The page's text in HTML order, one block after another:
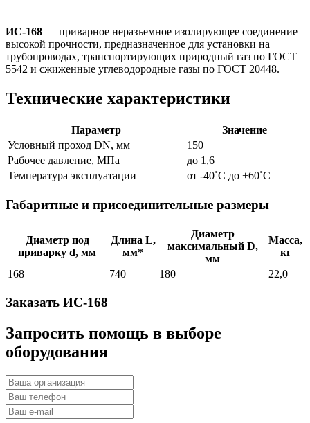
ИС-168 — приварное неразъемное изолирующее соединение
высокой прочности, предназначенное для установки на
трубопроводах, транспортирующих природный газ по ГОСТ
5542 и сжиженные углеводородные газы по ГОСТ 20448.
Технические характеристики
Параметр
Значение
Условный проход DN, мм
150
Рабочее давление, МПа
до 1,6
Температура эксплуатации
от -40˚С до +60˚С
Габаритные и присоединительные размеры
Диаметр под
приварку d, мм
Длина L,
мм*
Диаметр
максимальный D,
мм
Масса,
кг
168
740 180 22,0
Заказать ИС-168
Запросить помощь в выборе
оборудования